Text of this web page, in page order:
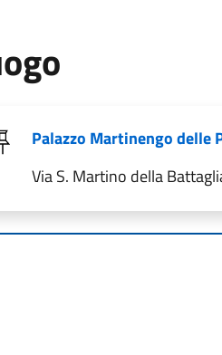
Palazzo Martinengo delle
Via S. Martino della